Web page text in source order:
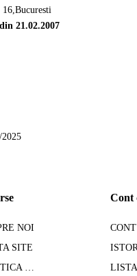
21.02.2007
NOI
SITE
POLITICA DE RETUR
Cont